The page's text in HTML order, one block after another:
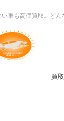
車も高価買取。ど
買